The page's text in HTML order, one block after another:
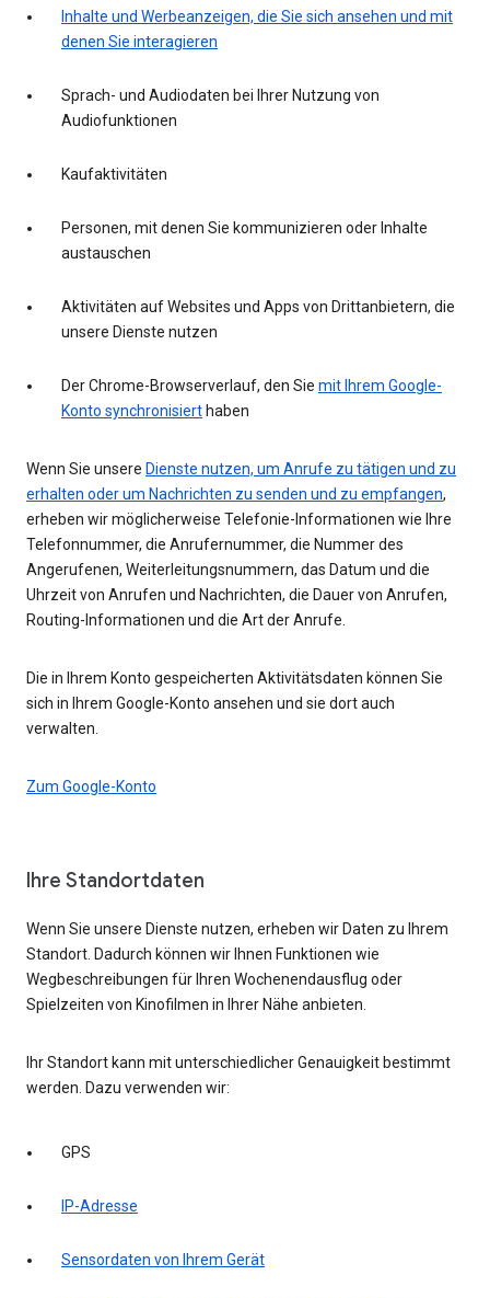
Inhalte und Werbeanzeigen, die Sie sich ansehen und mit
denen Sie interagieren
Sprach- und Audiodaten bei Ihrer Nutzung von
Audiofunktionen
Kaufaktivitäten
Personen, mit denen Sie kommunizieren oder Inhalte
austauschen
Aktivitäten auf Websites und Apps von Drittanbietern, die
unsere Dienste nutzen
Der Chrome-Browserverlauf, den Sie mit Ihrem Google-
Konto synchronisiert haben
Wenn Sie unsere Dienste nutzen, um Anrufe zu tätigen und zu
erhalten oder um Nachrichten zu senden und zu empfangen,
erheben wir möglicherweise Telefonie-Informationen wie Ihre
Telefonnummer, die Anrufernummer, die Nummer des
Angerufenen, Weiterleitungsnummern, das Datum und die
Uhrzeit von Anrufen und Nachrichten, die Dauer von Anrufen,
Routing-Informationen und die Art der Anrufe.
Die in Ihrem Konto gespeicherten Aktivitätsdaten können Sie
sich in Ihrem Google-Konto ansehen und sie dort auch
verwalten.
Zum Google-Konto
Ihre Standortdaten
Wenn Sie unsere Dienste nutzen, erheben wir Daten zu Ihrem
Standort. Dadurch können wir Ihnen Funktionen wie
Wegbeschreibungen für Ihren Wochenendausflug oder
Spielzeiten von Kinofilmen in Ihrer Nähe anbieten.
Ihr Standort kann mit unterschiedlicher Genauigkeit bestimmt
werden. Dazu verwenden wir:
GPS
IP-Adresse
Sensordaten von Ihrem Gerät